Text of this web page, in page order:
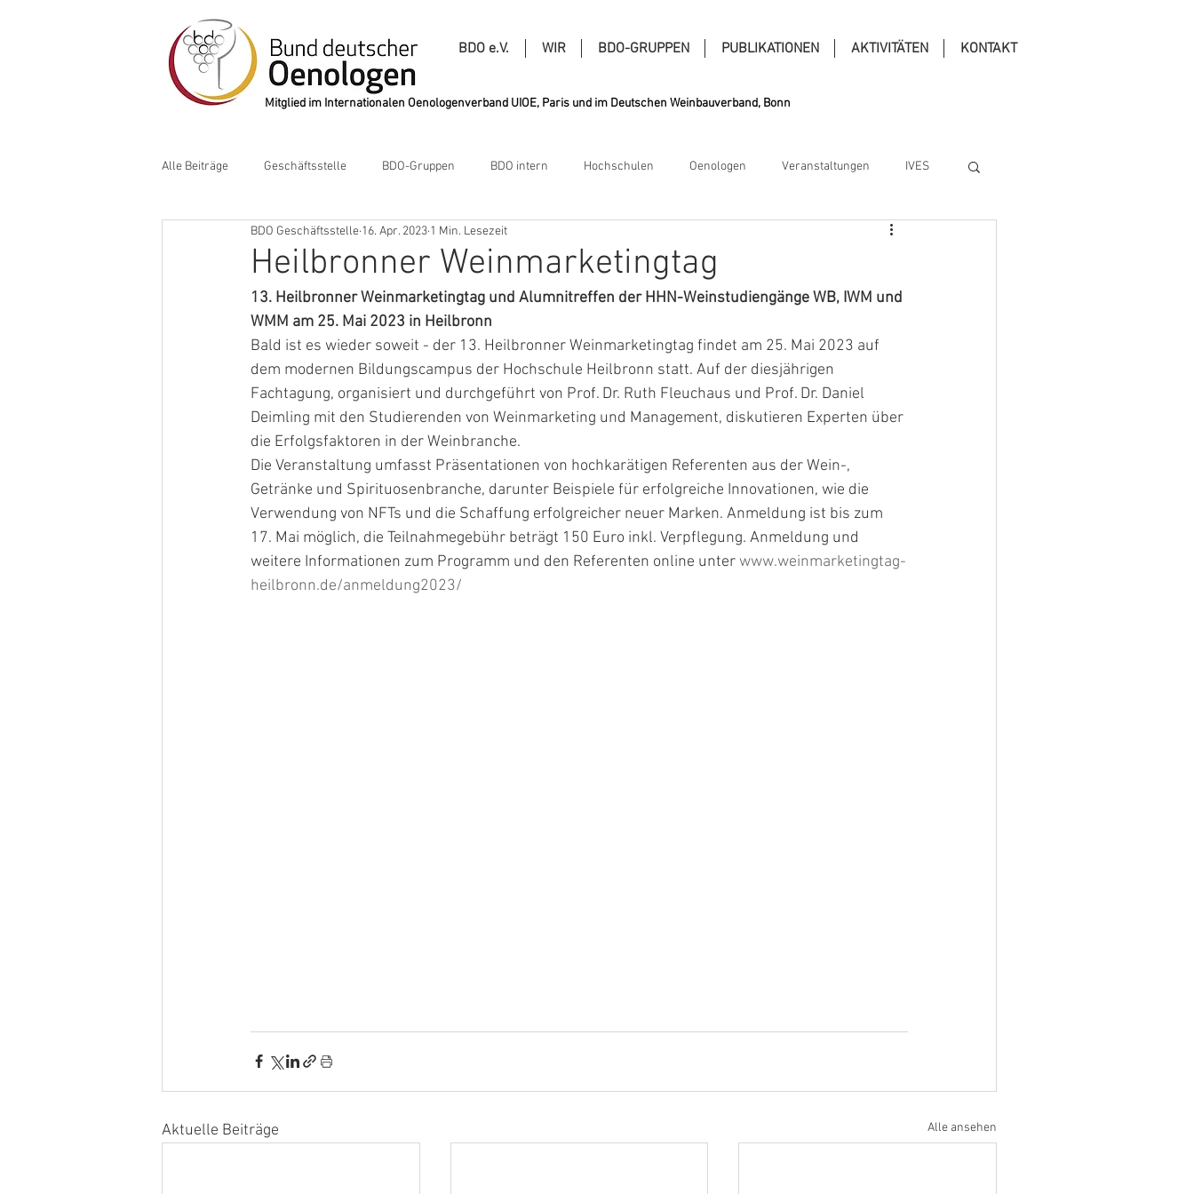
BDO e.V. WIR BDO-GRUPPEN PUBLIKATIONEN AKTIVITÄTEN KONTAKT
Mitglied im Internationalen Oenologenverband UIOE, Paris und im Deutschen Weinbauverband, Bonn
Alle Beiträge Geschäftsstelle BDO-Gruppen BDO intern Hochschulen Oenologen Veranstaltungen IVES
Heilbronner Weinmarketingtag
BDO Geschäftsstelle 16. Apr. 2023 1 Min. Lesezeit
13. Heilbronner Weinmarketingtag und Alumnitreffen der HHN-Weinstudiengänge WB, IWM und
WMM am 25. Mai 2023 in Heilbronn
Bald ist es wieder soweit - der 13. Heilbronner Weinmarketingtag findet am 25. Mai 2023 auf
dem modernen Bildungscampus der Hochschule Heilbronn statt. Auf der diesjährigen
Fachtagung, organisiert und durchgeführt von Prof. Dr. Ruth Fleuchaus und Prof. Dr. Daniel
Deimling mit den Studierenden von Weinmarketing und Management, diskutieren Experten über
die Erfolgsfaktoren in der Weinbranche.
Die Veranstaltung umfasst Präsentationen von hochkarätigen Referenten aus der Wein-,
Getränke und Spirituosenbranche, darunter Beispiele für erfolgreiche Innovationen, wie die
Verwendung von NFTs und die Schaffung erfolgreicher neuer Marken. Anmeldung ist bis zum
17. Mai möglich, die Teilnahmegebühr beträgt 150 Euro inkl. Verpflegung. Anmeldung und
weitere Informationen zum Programm und den Referenten online unter www.weinmarketingtag-
heilbronn.de/anmeldung2023/
Aktuelle Beiträge Alle ansehen